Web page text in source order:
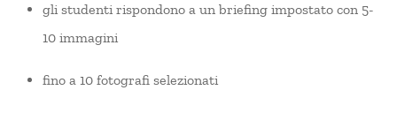
gli studenti rispondono a un briefing impostato con 5-
10 immagini
fino a 10 fotografi selezionati